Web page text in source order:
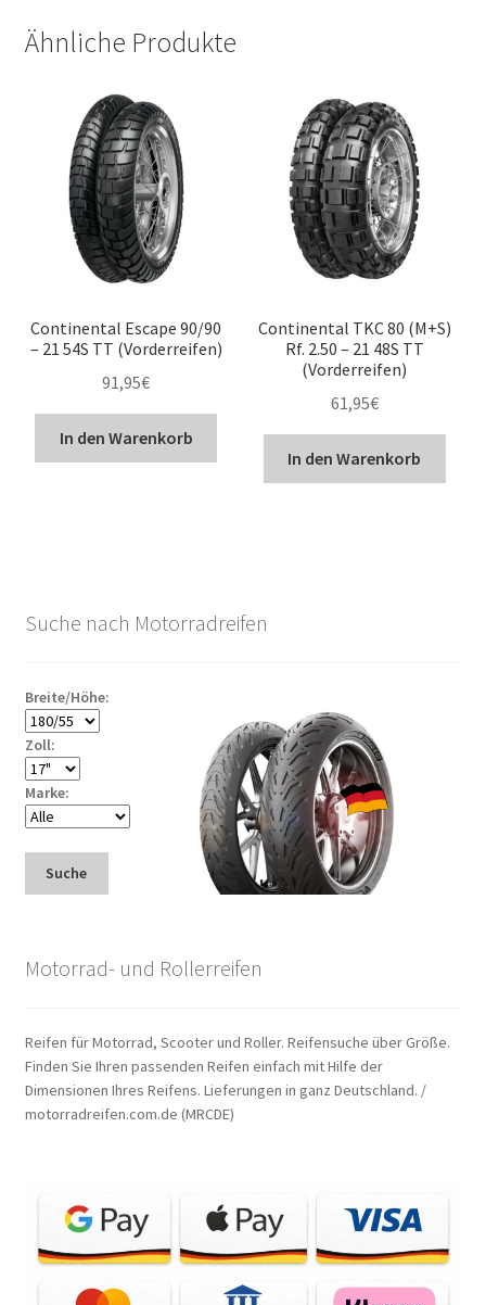
Ähnliche Produkte
Continental Escape 90/90
– 21 54S TT (Vorderreifen)
91,95€
In den Warenkorb
Continental TKC 80 (M+S)
Rf. 2.50 – 21 48S TT
(Vorderreifen)
61,95€
In den Warenkorb
Suche nach Motorradreifen
Breite/Höhe:
Zoll:
Marke:
Suche
Motorrad- und Rollerreifen
Reifen für Motorrad, Scooter und Roller. Reifensuche über Größe.
Finden Sie Ihren passenden Reifen einfach mit Hilfe der
Dimensionen Ihres Reifens. Lieferungen in ganz Deutschland. /
motorradreifen.com.de (MRCDE)